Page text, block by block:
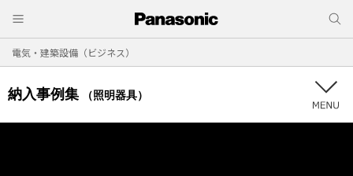
電気・建築設備（ビジネス）
納入事例集 （照明器具）